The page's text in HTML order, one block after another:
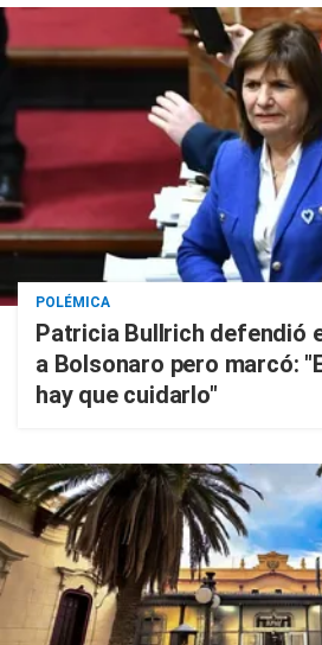
POLÉMICA
Patricia Bullrich defendió
a Bolsonaro pero marcó:
hay que cuidarlo"